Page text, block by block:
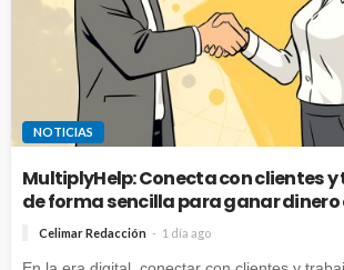
NOTICIAS
MultiplyHelp: Conecta con clientes
de forma sencilla para ganar
Celimar Redacción 1 día ago